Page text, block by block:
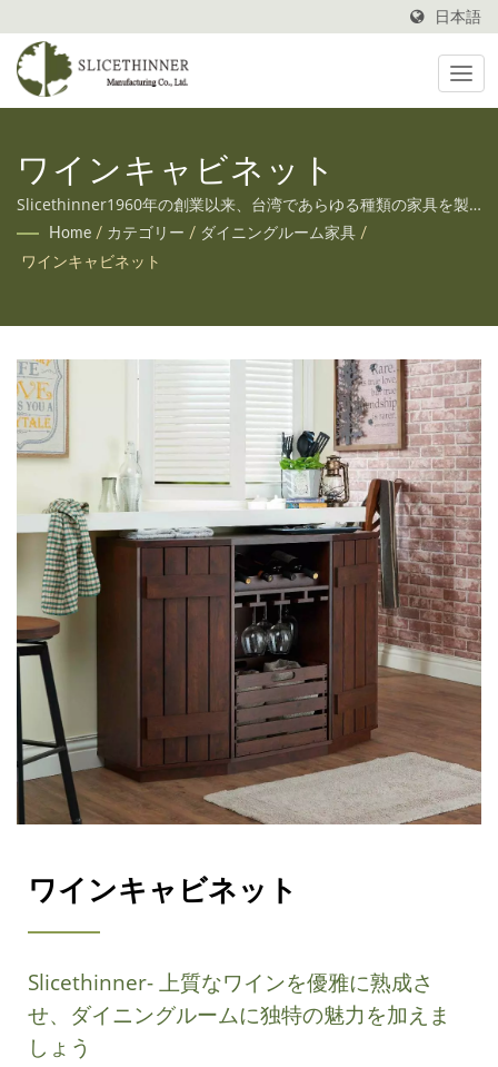
日本語
ワインキャビネット
Slicethinner1960年の創業以来、台湾であらゆる種類の家具を製
造してきました。また、お客様の多様なニーズにお応えするた
め、OEMとODMの両方のサービスも提供しています。
Home / カテゴリー / ダイニングルーム家具 /
ワインキャビネット
ワインキャビネット
Slicethinner- 上質なワインを優雅に熟成さ
せ、ダイニングルームに独特の魅力を加えま
しょう